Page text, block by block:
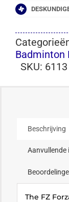
Badminton
SKU: 6113
Beschrijving
The FZ